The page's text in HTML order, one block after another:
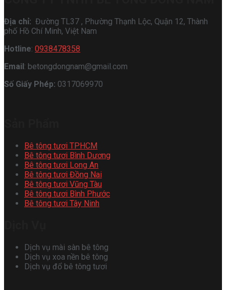
Địa chỉ: Đường TL37 , Phường Thạnh Lộc, Quận 12, Thành
phố Hồ Chí Minh, Việt Nam
Hotline: 0938478358
Email: betongdongnam@gmail.com
Số Giấy Phép: 0317069970
Bê tông tươi TPHCM
Bê tông tươi Bình Dương
Bê tông tươi Long An
Bê tông tươi Đồng Nai
Bê tông tươi Vũng Tàu
Bê tông tươi Bình Phước
Bê tông tươi Tây Ninh
Dịch vụ mài sàn bê tông
Dịch vụ xoa nền bê tông
Dịch vụ đổ bê tông tươi